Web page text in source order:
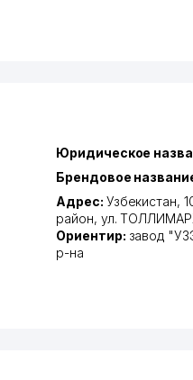
Юридическое
Брендовое
Адрес: Узбекистан,
район, ул.
Ориентир: завод
р-на